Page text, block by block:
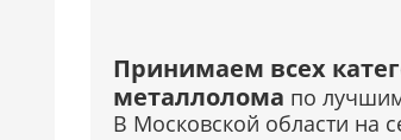
Принимаем всех
металлолома по
В Московской области на